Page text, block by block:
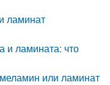
ламинат
и ламината: что
или ламинат